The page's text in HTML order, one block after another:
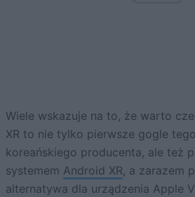
Wiele wskazuje na to, że warto
XR to nie tylko pierwsze gogle
koreańskiego producenta, ale też
systemem Android XR, a zarazem
alternatywa dla urządzenia Apple